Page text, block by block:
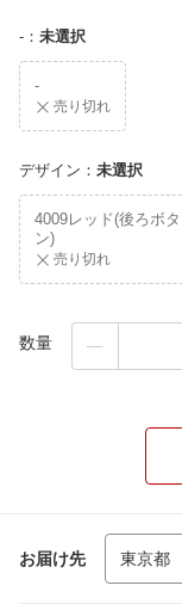
- ： 未選択
-
売り切れ
デザイン ： 未選択
4009レッド(後ろボタ
ン)
売り切れ
数量
お届け先